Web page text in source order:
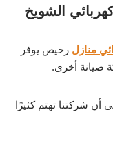
الشويخ
منازل رخيص يوفر
صيانة أخرى.
أن شركتنا تهتم كثيرًا